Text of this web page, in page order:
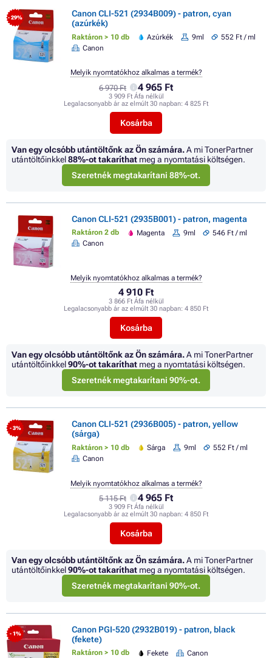
- 29%
Canon CLI-521 (2934B009) - patron, cyan
(azúrkék)
Raktáron > 10 db Azúrkék 9ml
552 Ft / ml
Canon
6 970 Ft 4 965 Ft
3 909 Ft Áfa nélkül
Legalacsonyabb ár az elmúlt 30 napban: 4 825 Ft
Kosárba
Melyik nyomtatókhoz alkalmas a termék?
Van egy olcsóbb utántöltőnk az Ön számára.A mi TonerPartner
utántöltőinkkel88%-ot takaríthat meg a nyomtatási költségen.
Szeretnék megtakarítani 88%-ot.
Canon CLI-521 (2935B001) - patron, magenta
Raktáron 2 db Magenta 9ml
546 Ft / ml
Canon
4 910 Ft
3 866 Ft Áfa nélkül
Legalacsonyabb ár az elmúlt 30 napban: 4 850 Ft
Kosárba
Melyik nyomtatókhoz alkalmas a termék?
Van egy olcsóbb utántöltőnk az Ön számára.A mi TonerPartner
utántöltőinkkel90%-ot takaríthat meg a nyomtatási költségen.
Szeretnék megtakarítani 90%-ot.
- 3%
Canon CLI-521 (2936B005) - patron, yellow
(sárga)
Raktáron > 10 db Sárga 9ml
552 Ft / ml
Canon
5 115 Ft 4 965 Ft
3 909 Ft Áfa nélkül
Legalacsonyabb ár az elmúlt 30 napban: 4 850 Ft
Kosárba
Melyik nyomtatókhoz alkalmas a termék?
Van egy olcsóbb utántöltőnk az Ön számára.A mi TonerPartner
utántöltőinkkel90%-ot takaríthat meg a nyomtatási költségen.
Szeretnék megtakarítani 90%-ot.
- 1%
Canon PGI-520 (2932B019) - patron, black
(fekete)
Raktáron > 10 db Fekete Canon